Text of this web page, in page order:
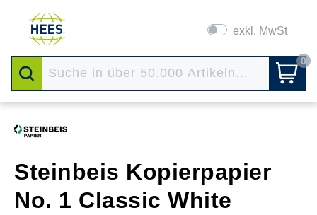
exkl. MwSt
0
Steinbeis Kopierpapier
No. 1 Classic White